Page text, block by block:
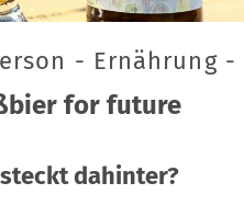
- Ernährung -
for future
dahinter?